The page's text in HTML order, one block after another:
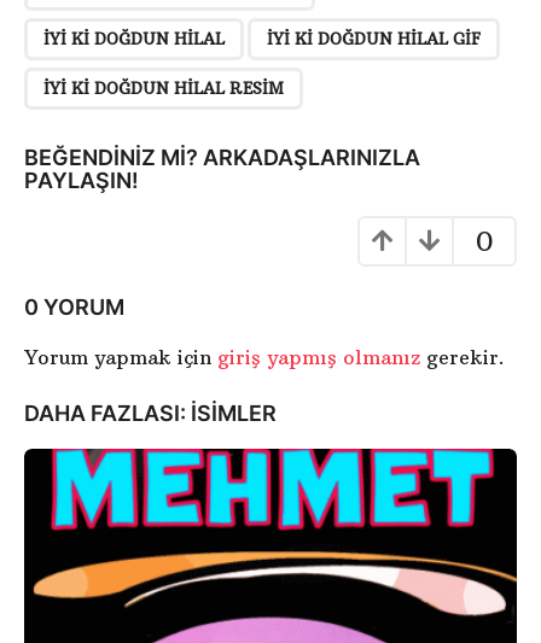
a
IYI KI DOĞDUN HILAL IYI KI DOĞDUN HILAL GIF
IYI KI DOĞDUN HILAL RESIM
BEĞENDINIZ MI? ARKADAŞLARINIZLA
PAYLAŞIN!
0
0 YORUM
Yorum yapmak için giriş yapmış olmanız gerekir.
DAHA FAZLASI: ISIMLER